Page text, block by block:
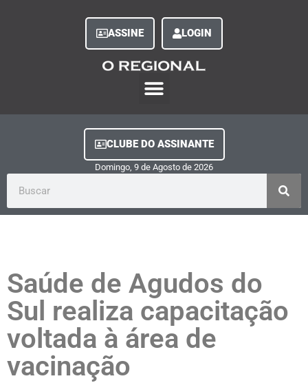
ASSINE LOGIN
CLUBE DO ASSINANTE
Domingo, 9 de Agosto de 2026
Saúde de Agudos do
Sul realiza capacitação
voltada à área de
vacinação